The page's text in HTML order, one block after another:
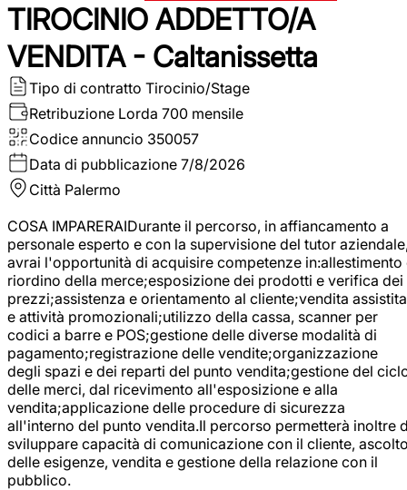
TIROCINIO ADDETTO/A
VENDITA - Caltanissetta
Tipo di contratto Tirocinio/Stage
Retribuzione Lorda 700 mensile
Codice annuncio 350057
Data di pubblicazione 7/8/2026
Città Palermo
COSA IMPARERAIDurante il percorso, in affiancamento a
personale esperto e con la supervisione del tutor
avrai l'opportunità di acquisire competenze in:allestimento
riordino della merce;esposizione dei prodotti e verifica dei
prezzi;assistenza e orientamento al cliente;vendita assistita
e attività promozionali;utilizzo della cassa, scanner per
codici a barre e POS;gestione delle diverse modalità di
pagamento;registrazione delle vendite;organizzazione
degli spazi e dei reparti del punto vendita;gestione del
delle merci, dal ricevimento all'esposizione e alla
vendita;applicazione delle procedure di sicurezza
all'interno del punto vendita.Il percorso permetterà inoltre
sviluppare capacità di comunicazione con il cliente,
delle esigenze, vendita e gestione della relazione con il
pubblico.